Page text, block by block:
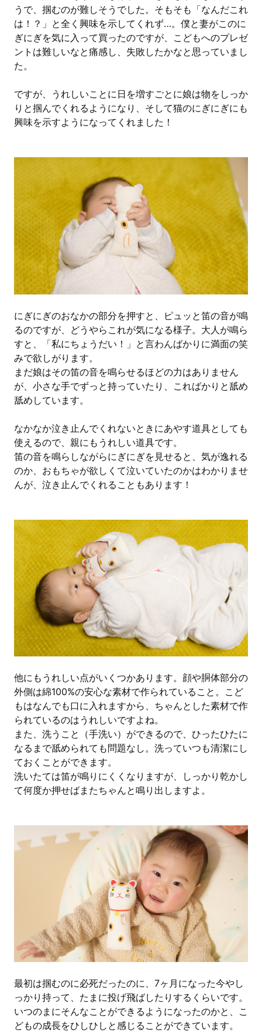
うで、掴むのが難しそうでした。そもそも「なんだこれ
は！？」と全く興味を示してくれず…。僕と妻がこのに
ぎにぎを気に入って買ったのですが、こどもへのプレゼ
ントは難しいなと痛感し、失敗したかなと思っていまし
た。
ですが、うれしいことに日を増すごとに娘は物をしっか
りと掴んでくれるようになり、そして猫のにぎにぎにも
興味を示すようになってくれました！
にぎにぎのおなかの部分を押すと、ピュッと笛の音が鳴
るのですが、どうやらこれが気になる様子。大人が鳴ら
すと、「私にちょうだい！」と言わんばかりに満面の笑
みで欲しがります。
まだ娘はその笛の音を鳴らせるほどの力はありません
が、小さな手でずっと持っていたり、こればかりと舐め
舐めしています。
なかなか泣き止んでくれないときにあやす道具としても
使えるので、親にもうれしい道具です。
笛の音を鳴らしながらにぎにぎを見せると、気が逸れる
のか、おもちゃが欲しくて泣いていたのかはわかりませ
んが、泣き止んでくれることもあります！
他にもうれしい点がいくつかあります。顔や胴体部分の
外側は綿100%の安心な素材で作られていること。こど
もはなんでも口に入れますから、ちゃんとした素材で作
られているのはうれしいですよね。
また、洗うこと（手洗い）ができるので、ひったひたに
なるまで舐められても問題なし。洗っていつも清潔にし
ておくことができます。
洗いたては笛が鳴りにくくなりますが、しっかり乾かし
て何度か押せばまたちゃんと鳴り出しますよ。
最初は掴むのに必死だったのに、7ヶ月になった今やし
っかり持って、たまに投げ飛ばしたりするくらいです。
いつのまにそんなことができるようになったのかと、こ
どもの成長をひしひしと感じることができています。